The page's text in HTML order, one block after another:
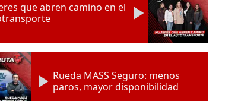
que abren camino en el
Rueda MASS Seguro: menos
paros, mayor disponibilidad